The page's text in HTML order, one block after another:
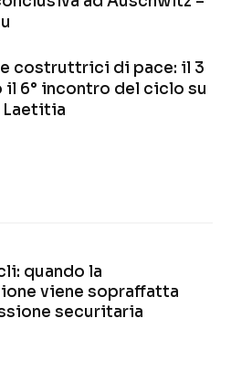
costruttrici di pace: il 3
il 6° incontro del ciclo su
quando la
viene sopraffatta
securitaria